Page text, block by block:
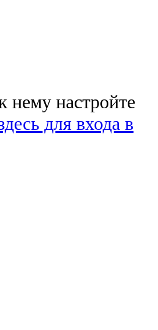
нему настройте
для входа в